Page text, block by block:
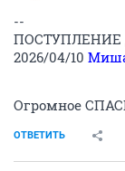
--
ПОСТУПЛЕНИЕ
2026/04/10
Огромное
ОТВЕТИТЬ